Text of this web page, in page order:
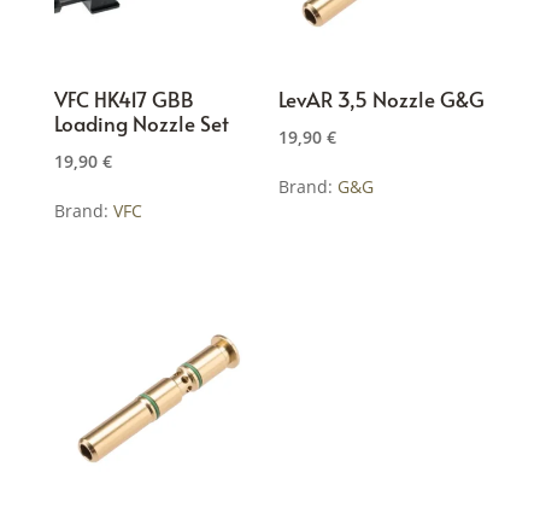
VFC HK417 GBB
Loading Nozzle Set
19,90 €
Brand: VFC
LevAR 3,5 Nozzle G&G
19,90€
Brand: G&G